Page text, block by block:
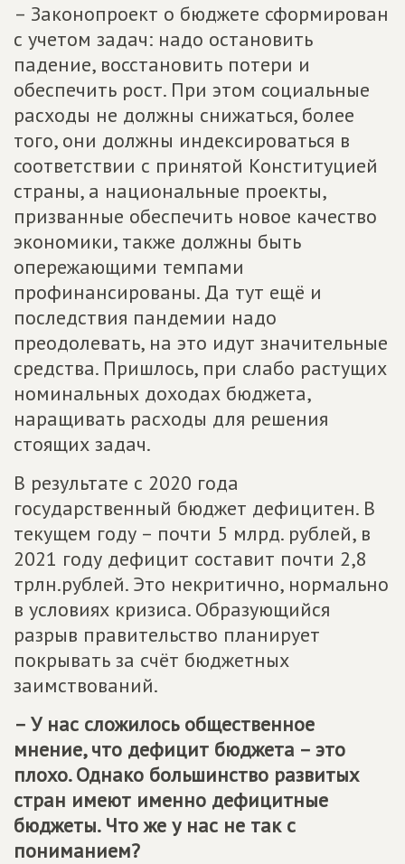
– Законопроект о бюджете сформирован
с учетом задач: надо остановить
падение, восстановить потери и
обеспечить рост. При этом социальные
расходы не должны снижаться, более
того, они должны индексироваться в
соответствии с принятой Конституцией
страны, а национальные проекты,
призванные обеспечить новое качество
экономики, также должны быть
опережающими темпами
профинансированы. Да тут ещё и
последствия пандемии надо
преодолевать, на это идут значительные
средства. Пришлось, при слабо растущих
номинальных доходах бюджета,
наращивать расходы для решения
стоящих задач.
В результате с 2020 года
государственный бюджет дефицитен. В
текущем году – почти 5 млрд. рублей, в
2021 году дефицит составит почти 2,8
трлн.рублей. Это некритично, нормально
в условиях кризиса. Образующийся
разрыв правительство планирует
покрывать за счёт бюджетных
заимствований.
– У нас сложилось общественное
мнение, что дефицит бюджета – это
плохо. Однако большинство развитых
стран имеют именно дефицитные
бюджеты. Что же у нас не так с
пониманием?